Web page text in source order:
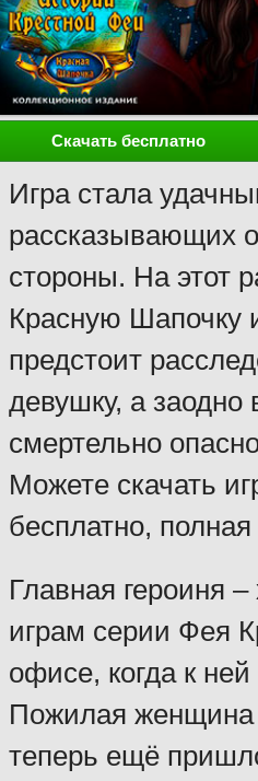
Скачать бесплатно
Игра стала
рассказывающих
стороны. На этот
Красную Шапочку
предстоит
девушку, а
смертельно
Можете скачать
бесплатно,
Главная героиня
играм серии Фея
офисе, когда к
Пожилая женщина
теперь ещё